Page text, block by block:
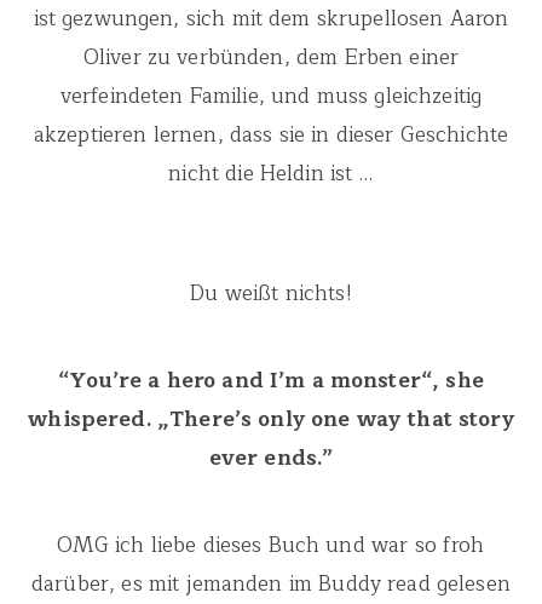
ist gezwungen, sich mit dem skrupellosen Aaron
Oliver zu verbünden, dem Erben einer
verfeindeten Familie, und muss gleichzeitig
akzeptieren lernen, dass sie in dieser Geschichte
nicht die Heldin ist …
Du weißt nichts!
“You’re a hero and I’m a monster“, she
whispered. „There’s only one way that story
ever ends.”
OMG ich liebe dieses Buch und war so froh
darüber, es mit jemanden im Buddy read gelesen